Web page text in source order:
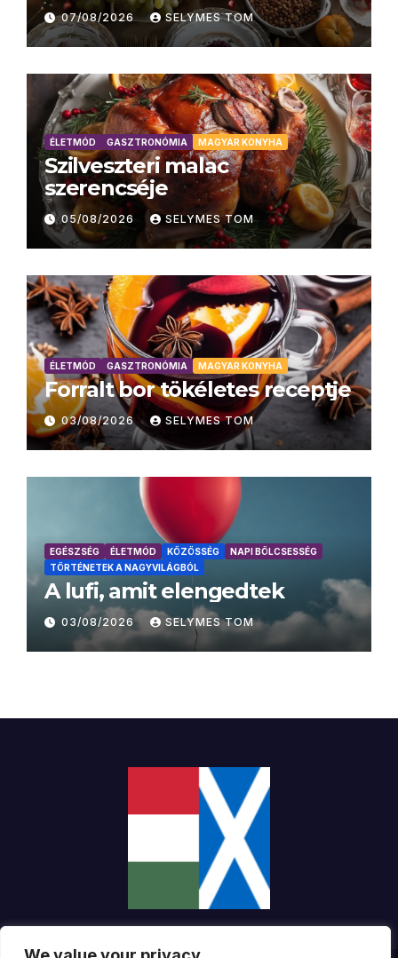
07/08/2026 SELYMES TOM
ÉLETMÓD GASZTRONÓMIA MAGYAR KONYHA
Szilveszteri malac
szerencséje
05/08/2026 SELYMES TOM
ÉLETMÓD GASZTRONÓMIA MAGYAR KONYHA
Forralt bor tökéletes receptje
03/08/2026 SELYMES TOM
EGÉSZSÉG ÉLETMÓD KÖZÖSSÉG
NAPI BÖLCSESSÉG
TÖRTÉNETEK A NAGYVILÁGBÓL
A lufi, amit elengedtek
03/08/2026 SELYMES TOM